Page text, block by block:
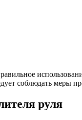
соблюдать меры
руля